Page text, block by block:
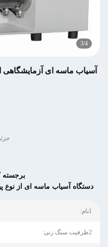
3/4
آسیاب ماسه ای آزمایشگاهی
برجسته
دستگاه آسیاب ماسه ای از نوع
1نام:
2ظرفیت سنگ زنی: